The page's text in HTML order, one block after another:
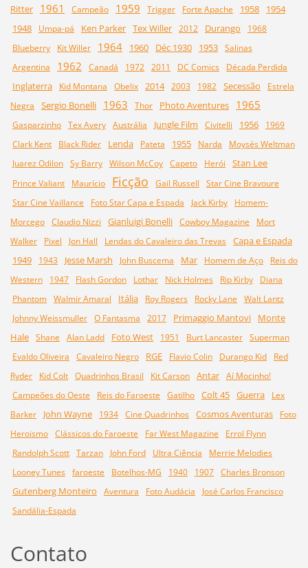
Ritter
1961 Campeão 1959 Trigger Forte Apache 1958
1954
1948
Umpa-pá Ken Parker Tex Willer 2012 Durango
1968
Blueberry
Kit Willer 1964 1960 Déc 1930 1953 Salinas
Argentina
1962 Canadá 1972 2011 DC Comics Década Perdida
Inglaterra Kid Montana Obelix 2014 2003 1982 Secessão
Estrela
Negra
Sergio Bonelli 1963 Thor Photo Aventures 1965
Gasparzinho Tex Avery Austrália Jungle Film Civitelli 1956
1969
Clark Kent
Black Rider Lenda Pateta 1955 Narda
Moysés Weltman
Juarez Odilon Sy Barry Wilson McCoy Capeto Herói Stan Lee
Prince Valiant Maurício Ficção Gail Russell
Star Cine Bravoure
Star Cine Vaillance
Foto Star Capa e Espada Jack Kirby
Homem-
Morcego Claudio Nizzi Gianluigi Bonelli Cowboy Magazine
Mort
Walker
Pixel Jon Hall Lendas do Cavaleiro das Trevas Capa e Espada
1949
1943 Jesse Marsh John Buscema Mar Homem de Aço
Reis do
Western
1947 Flash Gordon Lothar Nick Holmes Rip Kirby
Diana
Phantom Walmir Amaral Itália Roy Rogers Rocky Lane
Walt Lantz
Johnny Weissmuller O Fantasma 2017 Primaggio Mantovi
Monte
Hale Shane Alan Ladd Foto West 1951 Burt Lancaster Superman
Evaldo Oliveira
Cavaleiro Negro RGE Flavio Colin Durango Kid
Red
Ryder
Kid Colt Quadrinhos Brasil Kit Carson Antar Aí Mocinho!
Campeões do Oeste
Reis do Faroeste Gatilho Colt 45 Guerra
Lex
Barker
John Wayne 1934 Cine Quadrinhos Cosmos Aventuras
Foto
Heroismo Clássicos do Faroeste Far West Magazine
Errol Flynn
Randolph Scott Tarzan John Ford Ultra Ciência
Merrie Melodies
Looney Tunes faroeste Botelhos-MG 1940 1907 Charles Bronson
Gutenberg Monteiro Aventura Foto Audácia
José Carlos Francisco
Sandália-Espada
Contato